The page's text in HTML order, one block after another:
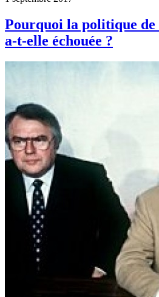
Pourquoi la politique de
a-t-elle échouée ?